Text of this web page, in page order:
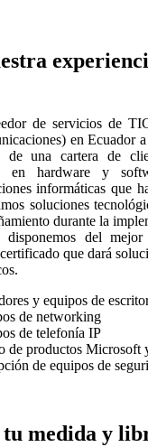
de servicios de
en Ecuador a
de una cartera de
en hardware y
informáticas que
soluciones
durante la
disponemos del
que dará
y equipos de
de networking
de telefonía IP
de productos Microsoft
de equipos de
medida y